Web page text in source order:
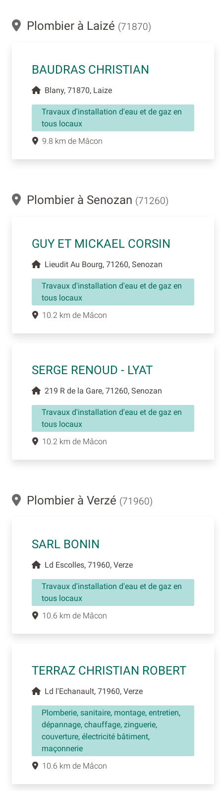
Plombier à Laizé (71870)
BAUDRAS CHRISTIAN
Blany, 71870, Laize
Travaux d'installation d'eau et de gaz en
tous locaux
9.8 km de Mâcon
Plombier à Senozan (71260)
GUY ET MICKAEL CORSIN
Lieudit Au Bourg, 71260, Senozan
Travaux d'installation d'eau et de gaz en
tous locaux
10.2 km de Mâcon
SERGE RENOUD - LYAT
219 R de la Gare, 71260, Senozan
Travaux d'installation d'eau et de gaz en
tous locaux
10.2 km de Mâcon
Plombier à Verzé (71960)
SARL BONIN
Ld Escolles, 71960, Verze
Travaux d'installation d'eau et de gaz en
tous locaux
10.6 km de Mâcon
TERRAZ CHRISTIAN ROBERT
Ld l'Echanault, 71960, Verze
Plomberie, sanitaire, montage, entretien,
dépannage, chauffage, zinguerie,
couverture, électricité bâtiment,
maçonnerie
10.6 km de Mâcon